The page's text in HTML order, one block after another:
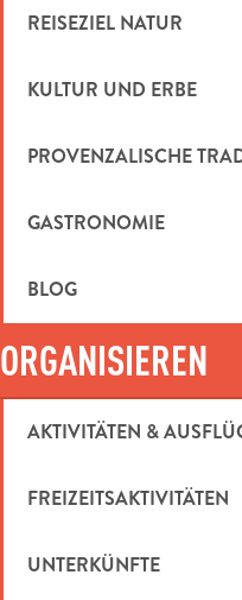
REISEZIEL NATUR
KULTUR UND ERBE
PROVENZALISCHE
GASTRONOMIE
BLOG
ORGANISIEREN
AKTIVITÄTEN &
FREIZEITSAKTIVITÄTEN
UNTERKÜNFTE